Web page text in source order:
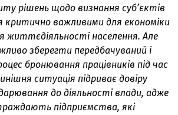
рішень щодо визнання суб’єктів
критично важливими для економіки
життєдіяльності населення. Але
зберегти передбачуваний і
бронювання працівників під час
ситуація підриває довіру
до діяльності влади, адже
підприємства, які